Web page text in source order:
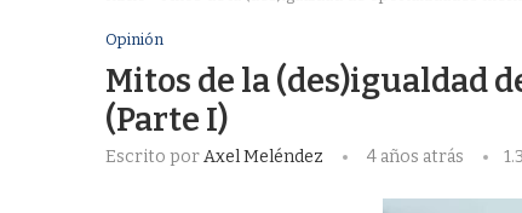
Opinión
Mitos de la (des)igualdad
(Parte I)
Escrito porAxel Meléndez 4 años atrás